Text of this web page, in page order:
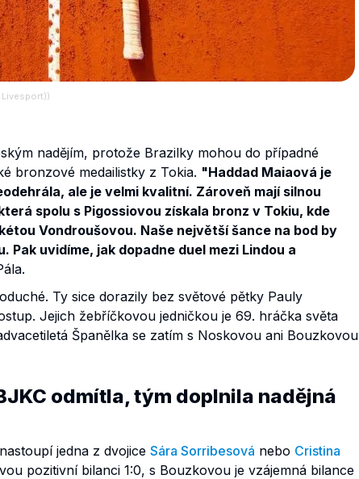
Livesport))
nadějím, protože Brazilky mohou do případné
bronzové medailistky z Tokia. "Haddad Maiaová je
ale je velmi kvalitní. Zároveň mají silnou
spolu s Pigossiovou získala bronz v Tokiu, kde
Vondroušovou. Naše největší šance na bod by
Pak uvidíme, jak dopadne duel mezi Lindou a
Ty sice dorazily bez světové pětky Pauly
Jejich žebříčkovou jedničkou je 69. hráčka světa
Španělka se zatím s Noskovou ani Bouzkovou
odmítla, tým doplnila nadějná
jedna z dvojice Sára Sorribesová nebo Cristina
pozitivní bilanci 1:0, s Bouzkovou je vzájemná bilance